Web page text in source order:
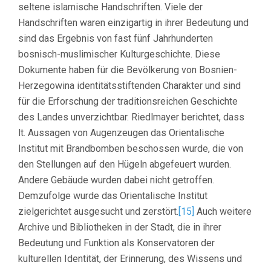
seltene islamische Handschriften. Viele der
Handschriften waren einzigartig in ihrer Bedeutung und
sind das Ergebnis von fast fünf Jahrhunderten
bosnisch-muslimischer Kulturgeschichte. Diese
Dokumente haben für die Bevölkerung von Bosnien-
Herzegowina identitätsstiftenden Charakter und sind
für die Erforschung der traditionsreichen Geschichte
des Landes unverzichtbar. Riedlmayer berichtet, dass
lt. Aussagen von Augenzeugen das Orientalische
Institut mit Brandbomben beschossen wurde, die von
den Stellungen auf den Hügeln abgefeuert wurden.
Andere Gebäude wurden dabei nicht getroffen.
Demzufolge wurde das Orientalische Institut
zielgerichtet ausgesucht und zerstört.[15] Auch weitere
Archive und Bibliotheken in der Stadt, die in ihrer
Bedeutung und Funktion als Konservatoren der
kulturellen Identität, der Erinnerung, des Wissens und